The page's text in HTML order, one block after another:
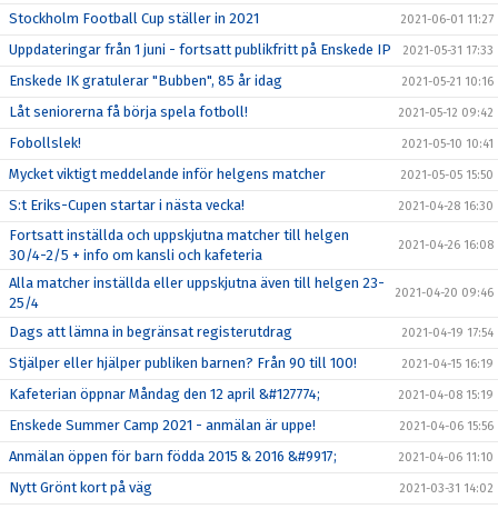
Stockholm Football Cup ställer in 2021 2021-06-01 11:27
Uppdateringar från 1 juni - fortsatt publikfritt på Enskede IP 2021-05-31 17:33
Enskede IK gratulerar "Bubben", 85 år idag 2021-05-21 10:16
Låt seniorerna få börja spela fotboll! 2021-05-12 09:42
Fobollslek! 2021-05-10 10:41
Mycket viktigt meddelande inför helgens matcher 2021-05-05 15:50
S:t Eriks-Cupen startar i nästa vecka! 2021-04-28 16:30
Fortsatt inställda och uppskjutna matcher till helgen
30/4-2/5 + info om kansli och kafeteria
2021-04-26 16:08
Alla matcher inställda eller uppskjutna även till helgen 23-
25/4
2021-04-20 09:46
Dags att lämna in begränsat registerutdrag 2021-04-19 17:54
Stjälper eller hjälper publiken barnen? Från 90 till 100! 2021-04-15 16:19
Kafeterian öppnar Måndag den 12 april &#127774; 2021-04-08 15:19
Enskede Summer Camp 2021 - anmälan är uppe! 2021-04-06 15:56
Anmälan öppen för barn födda 2015 & 2016 &#9917; 2021-04-06 11:10
Nytt Grönt kort på väg 2021-03-31 14:02